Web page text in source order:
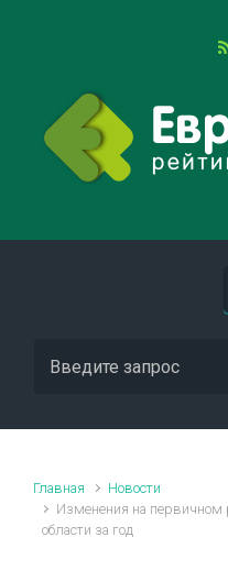
Главная
Новости
Изменения на первичном
области за год